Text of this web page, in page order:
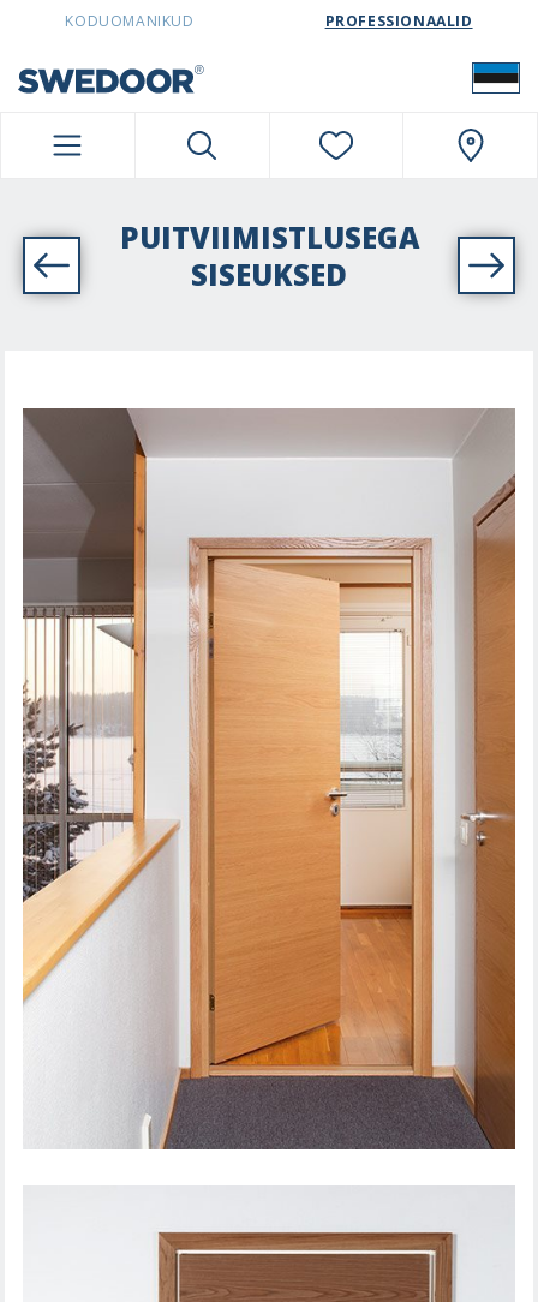
SWEDOORESTONIA NAVIGATION
KODUOMANIKUD PROFESSIONAALID
PUITVIIMISTLUSEGA
SISEUKSED
SISEUKS SOUND 201DB